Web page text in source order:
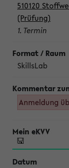
510120
(Prüfung)
1. Termin
SkillsLab
Anmeldung